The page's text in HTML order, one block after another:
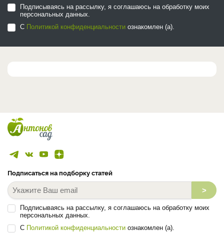
Подписываясь на рассылку, я соглашаюсь на обработку моих
персональных данных.
С Политикой конфиденциальности ознакомлен (а).
Подписаться на подборку статей
>
Подписываясь на рассылку, я соглашаюсь на обработку моих
персональных данных.
С Политикой конфиденциальности ознакомлен (а).